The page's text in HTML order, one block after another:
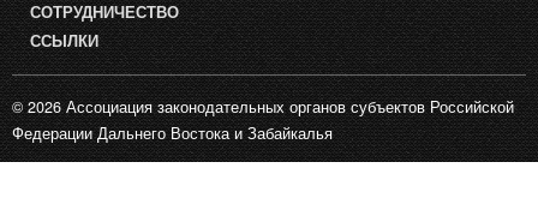
СОТРУДНИЧЕСТВО
ССЫЛКИ
© 2026 Ассоциация законодательных органов субъектов Российской
Федерации Дальнего Востока и Забайкалья